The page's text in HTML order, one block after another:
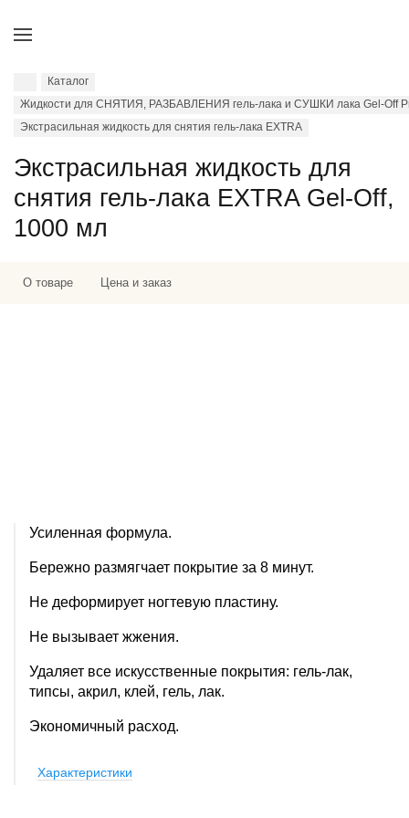
Каталог
Жидкости для СНЯТИЯ, РАЗБАВЛЕНИЯ гель-лака и СУШКИ лака Gel-Off
Экстрасильная жидкость для снятия гель-лака EXTRA
Экстрасильная жидкость для
снятия гель-лака EXTRA Gel-Off,
1000 мл
О товаре Цена и заказ
Усиленная формула.
Бережно размягчает покрытие за 8 минут.
Не деформирует ногтевую пластину.
Не вызывает жжения.
Удаляет все искусственные покрытия: гель-лак,
типсы, акрил, клей, гель, лак.
Экономичный расход.
Характеристики